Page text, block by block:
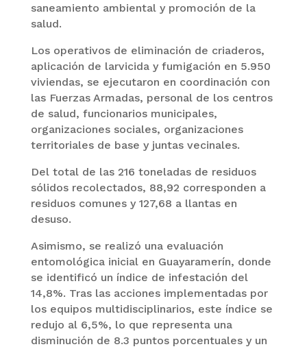
saneamiento ambiental y promoción de la
salud.
Los operativos de eliminación de criaderos,
aplicación de larvicida y fumigación en 5.950
viviendas, se ejecutaron en coordinación con
las Fuerzas Armadas, personal de los centros
de salud, funcionarios municipales,
organizaciones sociales, organizaciones
territoriales de base y juntas vecinales.
Del total de las 216 toneladas de residuos
sólidos recolectados, 88,92 corresponden a
residuos comunes y 127,68 a llantas en
desuso.
Asimismo, se realizó una evaluación
entomológica inicial en Guayaramerín, donde
se identificó un índice de infestación del
14,8%. Tras las acciones implementadas por
los equipos multidisciplinarios, este índice se
redujo al 6,5%, lo que representa una
disminución de 8.3 puntos porcentuales y un